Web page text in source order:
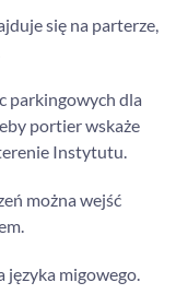
się na parterze,
parkingowych dla
portier wskaże
Instytutu.
można wejść
języka migowego.